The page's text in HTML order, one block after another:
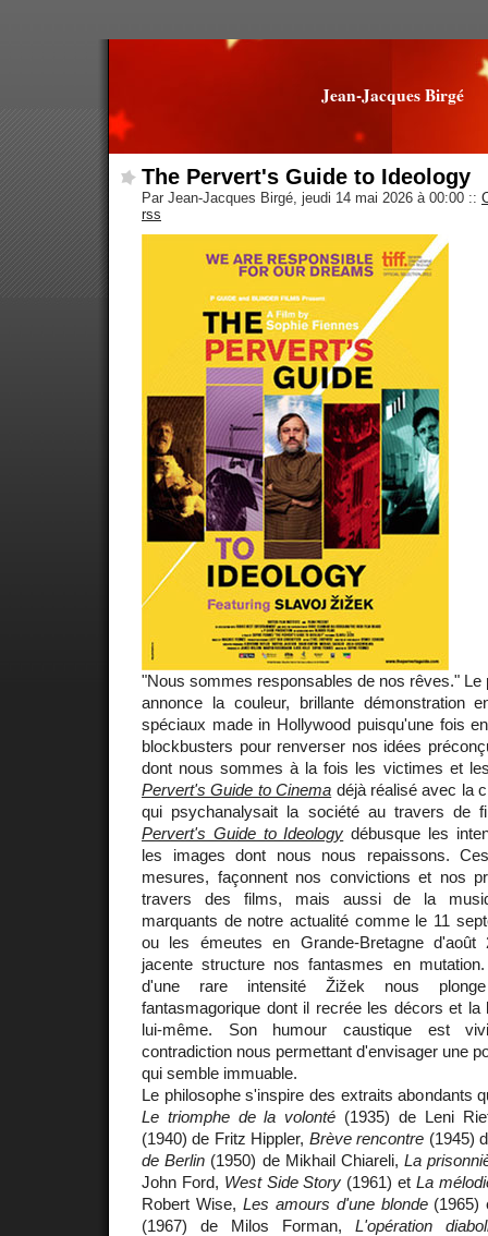
Jean-Jacques Birgé
The Pervert's Guide to Ideology
Par Jean-Jacques Birgé, jeudi 14 mai 2026 à 00:00 ::
rss
"Nous sommes responsables de nos rêves." Le
annonce la couleur, brillante démonstration
spéciaux made in Hollywood puisqu'une fois
blockbusters pour renverser nos idées
dont nous sommes à la fois les victimes et
Pervert's Guide to Cinema déjà réalisé avec la
qui psychanalysait la société au travers de
Pervert's Guide to Ideology débusque les
les images dont nous nous repaissons.
mesures, façonnent nos convictions et nos
travers des films, mais aussi de la
marquants de notre actualité comme le 11
ou les émeutes en Grande-Bretagne d'août
jacente structure nos fantasmes en
d'une rare intensité Žižek nous
fantasmagorique dont il recrée les décors et
lui-même. Son humour caustique est
contradiction nous permettant d'envisager une
qui semble immuable.
Le philosophe s'inspire des extraits abondants
Le triomphe de la volonté (1935) de Leni
(1940) de Fritz Hippler, Brève rencontre (1945)
de Berlin (1950) de Mikhail Chiareli,La
John Ford, West Side Story (1961) et La
Robert Wise, Les amours d'une blonde(1965)
(1967) de Milos Forman, L'opération